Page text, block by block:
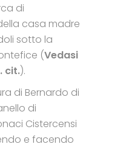
di
casa madre
sotto la
(Vedasi
cit.).
di Bernardo di
di
Cistercensi
e facendo